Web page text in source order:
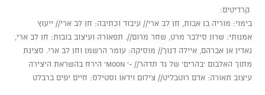
בימוי: מוריה בן אבות, חן לב ארי// עיבוד וכתיבה: חן לב ארי// ייעוץ
אמנותי: שרון סילבר מרט, שחר מרום//. תפאורה ועיצוב בובות: חן לב ארי,
נאדין אן אברהם, איילה דנוך// מוסיקה: עומר הרשמן וחן לב ארי. סצינת
הירח בהשראת היצירה 'moon '- מתוך האלבום 'בהרים' של גד תדהר//
עיצוב תאורה: אדם רוטבליט// צילום וידאו וסטילס: חיים יפים ברבלט